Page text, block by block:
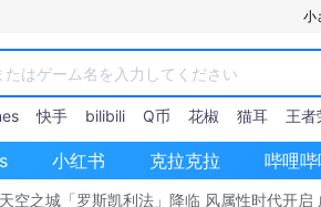
小
快手 bilibili Q币 花椒 猫耳 王者
小红书 克拉克拉 哔哩哔
空之城「罗斯凯利法」降临 风属性时代开启